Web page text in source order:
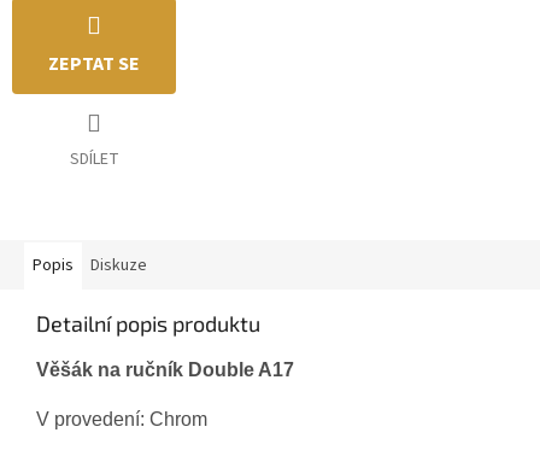
ZEPTAT SE
SDÍLET
Popis Diskuze
Detailní popis produktu
Věšák na ručník Double A17
V provedení: Chrom